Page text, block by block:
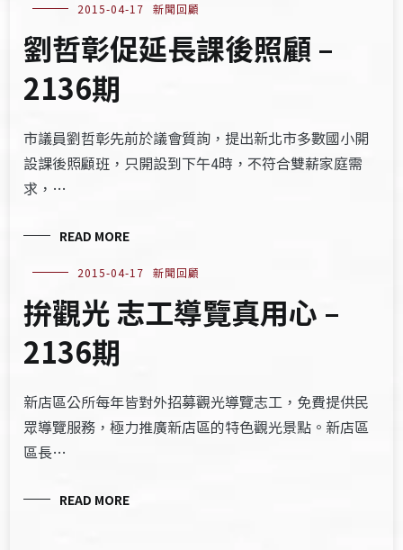
2015-04-17 新聞回顧
劉哲彰促延長課後照顧 –
2136期
市議員劉哲彰先前於議會質詢，提出新北市多數國小開
設課後照顧班，只開設到下午4時，不符合雙薪家庭需
求，…
READ MORE
2015-04-17 新聞回顧
拚觀光 志工導覽真用心 –
2136期
新店區公所每年皆對外招募觀光導覽志工，免費提供民
眾導覽服務，極力推廣新店區的特色觀光景點。新店區
區長…
READ MORE